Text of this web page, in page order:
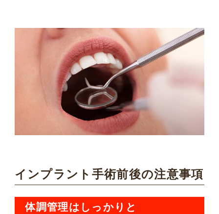
インプラント手術前後の注意事項
体調管理はしっかりと